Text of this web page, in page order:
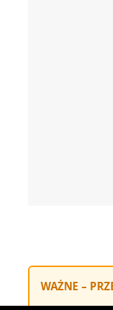
WAŻNE –